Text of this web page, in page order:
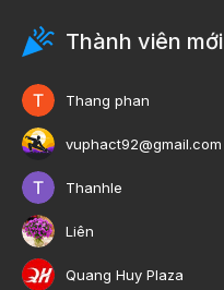
Thành viên mới
Thang phan
vuphact92@gmail.com
Thanhle
Liên
Quang Huy Plaza